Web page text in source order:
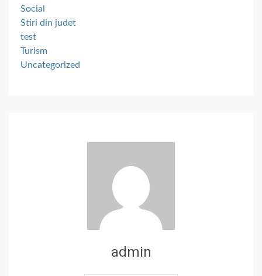
Social
Stiri din judet
test
Turism
Uncategorized
admin